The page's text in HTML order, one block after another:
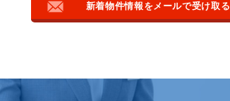
新着物件情報をメールで受け取る